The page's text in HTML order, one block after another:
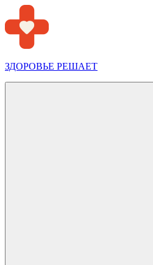
Перейти
к
содержимому
ЗДОРОВЬЕ РЕШАЕТ